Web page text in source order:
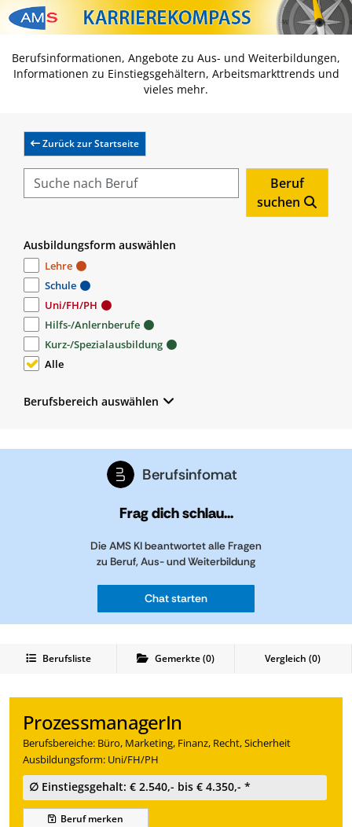
Zum Inhalt springen
Zum Navmenü springen
Zur Suche springen
Zur Footer springen
Berufsinformationen, Angebote zu Aus- und Weiterbildungen,
Informationen zu Einstiegsgehältern, Arbeitsmarkttrends und
vieles mehr.
Zurück zur Startseite
Beruf
suchen
Ausbildungsform auswählen
Lehre
Schule
Uni/FH/PH
Hilfs-/Anlernberufe
Kurz-/Spezialausbildung
Alle
Berufsbereich auswählen
Berufsinfomat
Frag dich schlau...
Die AMS KI beantwortet alle Fragen
zu Beruf, Aus- und Weiterbildung
Chat starten
Berufsliste Gemerkte(0) Vergleich (0)
ProzessmanagerIn
Berufsbereiche: Büro, Marketing, Finanz, Recht, Sicherheit
Ausbildungsform: Uni/FH/PH
∅ Einstiegsgehalt: € 2.540,- bis € 4.350,- *
Berufmerken